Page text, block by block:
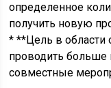
определенное
получить новую
* **Цель в
проводить больше
совместные